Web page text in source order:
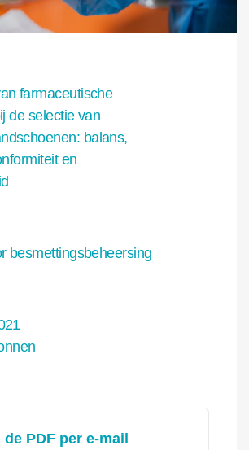
farmaceutische
de selectie van
balans,
en
besmettingsbeheersing
PDF per e-mail